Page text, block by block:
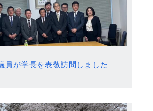
員が学長を表敬訪問しました